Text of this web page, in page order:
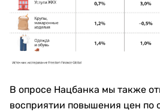
В опросе Нацбанка мы также
восприятии повышения цен по